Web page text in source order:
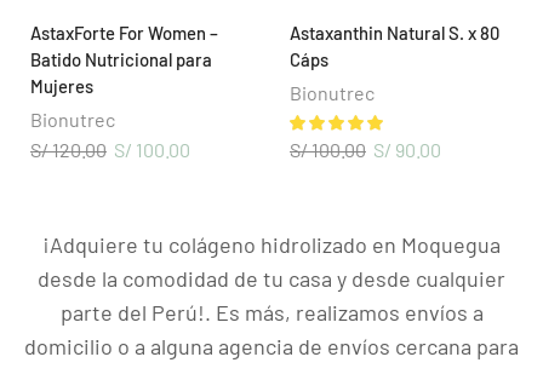
AstaxForte For Women –
Batido Nutricional para
Mujeres
Bionutrec
S/120.00 S/ 100.00
Astaxanthin Natural S. x 80
Cáps
Bionutrec
S/100.00 S/ 90.00
¡Adquiere tu colágeno hidrolizado en Moquegua
desde la comodidad de tu casa y desde cualquier
parte del Perú!. Es más, realizamos envíos a
domicilio o a alguna agencia de envíos cercana para
Libro de Reclamaciones